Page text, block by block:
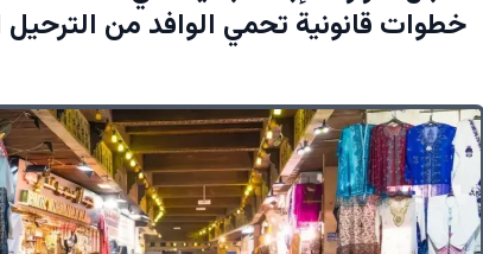
خطوات قانونية تحمي الوافد من الترحيل